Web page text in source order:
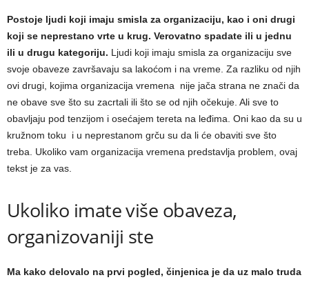
Postoje ljudi koji imaju smisla za organizaciju, kao i oni drugi
koji se neprestano vrte u krug. Verovatno spadate ili u jednu
ili u drugu kategoriju. Ljudi koji imaju smisla za organizaciju sve
svoje obaveze završavaju sa lakoćom i na vreme. Za razliku od njih
ovi drugi, kojima organizacija vremena nije jača strana ne znači da
ne obave sve što su zacrtali ili što se od njih očekuje. Ali sve to
obavljaju pod tenzijom i osećajem tereta na leđima. Oni kao da su u
kružnom toku i u neprestanom grču su da li će obaviti sve što
treba. Ukoliko vam organizacija vremena predstavlja problem, ovaj
tekst je za vas.
Ukoliko imate više obaveza,
organizovaniji ste
Ma kako delovalo na prvi pogled, činjenica je da uz malo truda